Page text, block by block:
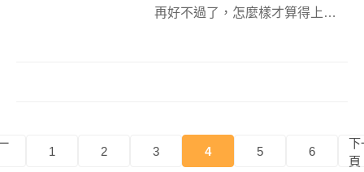
再好不過了，怎麼樣才算得上是
法裔加拿...
1 2 3 4 5 6
下
頁